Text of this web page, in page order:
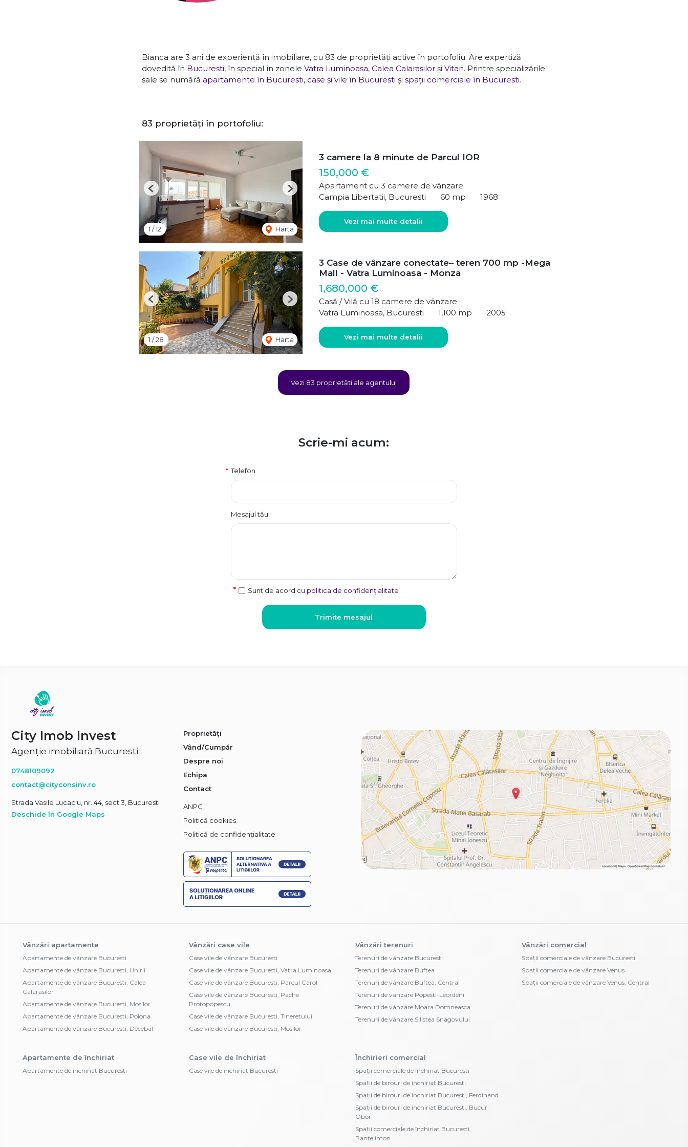
Bianca are 3 ani de experiență în imobiliare, cu 83 de proprietăți active în portofoliu. Are expertiză
dovedită în Bucuresti, în special în zoneleVatra Luminoasa,Calea Calarasilor șiVitan. Printre specializările
sale se numărăapartamente în Bucuresti, case și vile în Bucuresti șispații comerciale în Bucuresti.
83 proprietăți în portofoliu:
1 /12 Harta
Previous Next
3 camere la 8 minute de Parcul IOR
150,000 €
Apartament cu 3 camere de vânzare
Campia Libertatii, Bucuresti
60 mp 1968
Vezi mai multe detalii
1 /28 Harta
Previous Next
3 Case de vânzare conectate– teren 700 mp -Mega
Mall - Vatra Luminoasa - Monza
1,680,000 €
Casă / Vilă cu 18 camere de vânzare
Vatra Luminoasa, Bucuresti
1,100 mp 2005
Vezi mai multe detalii
Vezi 83 proprietăți ale agentului
Scrie-mi acum:
Telefon
Mesajul tău
Sunt de acord cu politica de confidențialitate
Trimite mesajul
City Imob Invest
Agenție imobiliară Bucuresti
0748109092
contact@cityconsinv.ro
Strada Vasile Lucaciu, nr. 44, sect 3, Bucuresti
Deschide în Google Maps
Proprietăți
Vând/Cumpăr
Despre noi
Echipa
Contact
ANPC
Politică cookies
Politică de confidențialitate
Vânzări apartamente
Apartamente de vânzare Bucuresti
Apartamente de vânzare Bucuresti, Unirii
Apartamente de vânzare Bucuresti, Calea
Calarasilor
Apartamente de vânzare Bucuresti, Mosilor
Apartamente de vânzare Bucuresti, Polona
Apartamente de vânzare Bucuresti, Decebal
Vânzări case vile
Case vile de vânzare Bucuresti
Case vile de vânzare Bucuresti, Vatra Luminoasa
Case vile de vânzare Bucuresti, Parcul Carol
Case vile de vânzare Bucuresti, Pache
Protopopescu
Case vile de vânzare Bucuresti, Tineretului
Case vile de vânzare Bucuresti, Mosilor
Vânzări terenuri
Terenuri de vânzare Bucuresti
Terenuri de vânzare Buftea
Terenuri de vânzare Buftea, Central
Terenuri de vânzare Popesti-Leordeni
Terenuri de vânzare Moara Domneasca
Terenuri de vânzare Silistea Snagovului
Vânzări comercial
Spații comerciale de vânzare Bucuresti
Spații comerciale de vânzare Venus
Spații comerciale de vânzare Venus, Central
Apartamente de închiriat
Apartamente de închiriat Bucuresti
Case vile de închiriat
Case vile de închiriat Bucuresti
Închirieri comercial
Spații comerciale de închiriat Bucuresti
Spații de birouri de închiriat Bucuresti
Spații de birouri de închiriat Bucuresti, Ferdinand
Spații de birouri de închiriat Bucuresti, Bucur
Obor
Spații comerciale de închiriat Bucuresti,
Pantelimon